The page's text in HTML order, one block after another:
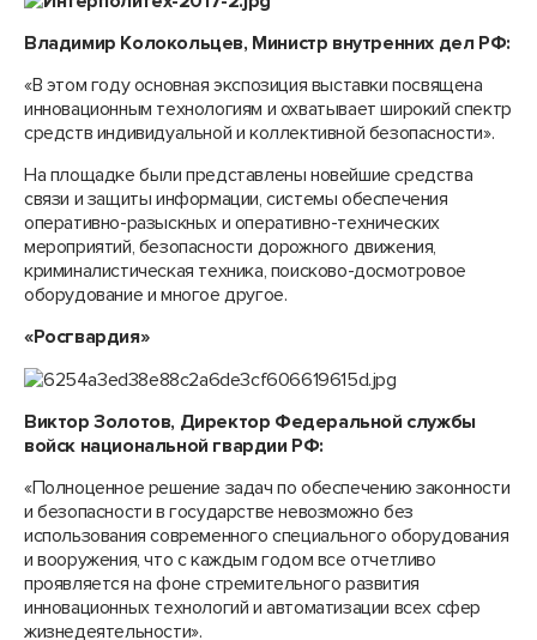
Владимир Колокольцев, Министр внутренних дел РФ:
«В этом году основная экспозиция выставки посвящена
инновационным технологиям и охватывает широкий спектр
средств индивидуальной и коллективной безопасности».
На площадке были представлены новейшие средства
связи и защиты информации, системы обеспечения
оперативно-разыскных и оперативно-технических
мероприятий, безопасности дорожного движения,
криминалистическая техника, поисково-досмотровое
оборудование и многое другое.
«Росгвардия»
Виктор Золотов, Директор Федеральной службы
войск национальной гвардии РФ:
«Полноценное решение задач по обеспечению законности
и безопасности в государстве невозможно без
использования современного специального оборудования
и вооружения, что с каждым годом все отчетливо
проявляется на фоне стремительного развития
инновационных технологий и автоматизации всех сфер
жизнедеятельности».